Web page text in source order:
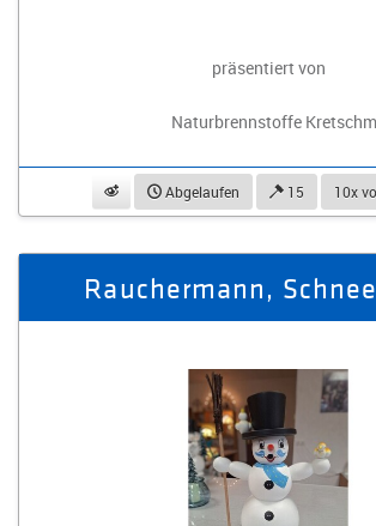
präsentiert von
Naturbrennstoffe
beobachtenAbgelaufen 15 10x
Rauchermann,